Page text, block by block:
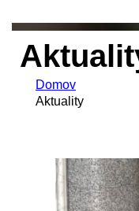
Domov
Aktuality